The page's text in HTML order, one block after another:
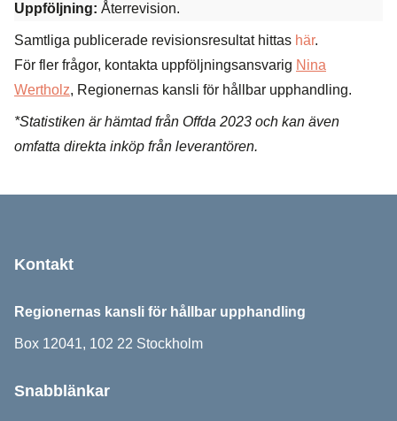
Uppföljning: Återrevision.
Samtliga publicerade revisionsresultat hittas här.
För fler frågor, kontakta uppföljningsansvarig Nina
Wertholz, Regionernas kansli för hållbar upphandling.
*Statistiken är hämtad från Offda 2023 och kan även
omfatta direkta inköp från leverantören.
Kontakt
Regionernas kansli för hållbar upphandling
Box 12041, 102 22 Stockholm
Snabblänkar